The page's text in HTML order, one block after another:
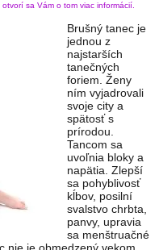
sa Vám o tom viac informácií.
Brušný tanec je
jednou z
najstarších
tanečných
foriem. Ženy
ním vyjadrovali
svoje city a
spätosť s
prírodou.
Tancom sa
uvoľnia bloky a
napätia. Zlepší
sa pohyblivosť
kĺbov, posilní
svalstvo chrbta,
panvy, upravia
sa menštruačné